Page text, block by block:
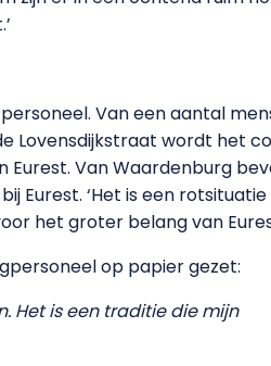
Van een aantal
Lovensdijkstraat wordt het
Eurest. Van Waardenburg
Eurest. ‘Het is een
het groter belang van
op papier gezet:
Het is een traditie die mijn